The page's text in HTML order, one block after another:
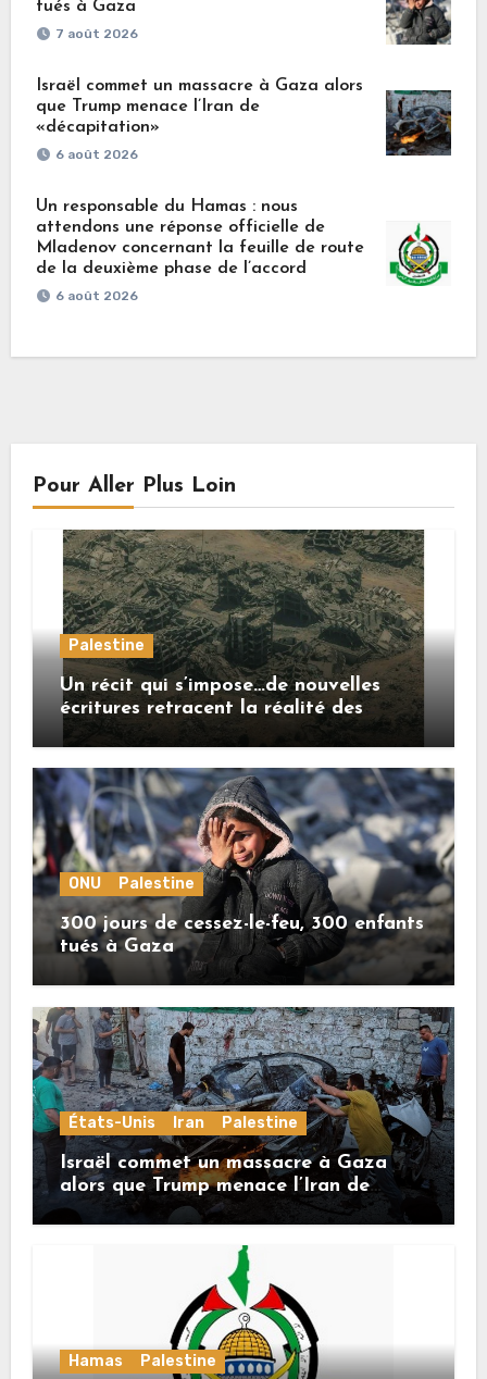
tués à Gaza
7 août 2026
Israël commet un massacre à Gaza alors
que Trump menace l’Iran de
«décapitation»
6 août 2026
Un responsable du Hamas : nous
attendons une réponse officielle de
Mladenov concernant la feuille de route
de la deuxième phase de l’accord
6 août 2026
Pour Aller Plus Loin
Palestine
Un récit qui s’impose…de nouvelles
écritures retracent la réalité des
crimes sionistes à Gaza
ONU Palestine
300 jours de cessez-le-feu, 300 enfants
tués à Gaza
États-Unis Iran Palestine
Israël commet un massacre à Gaza
alors que Trump menace l’Iran de
«décapitation»
Hamas Palestine